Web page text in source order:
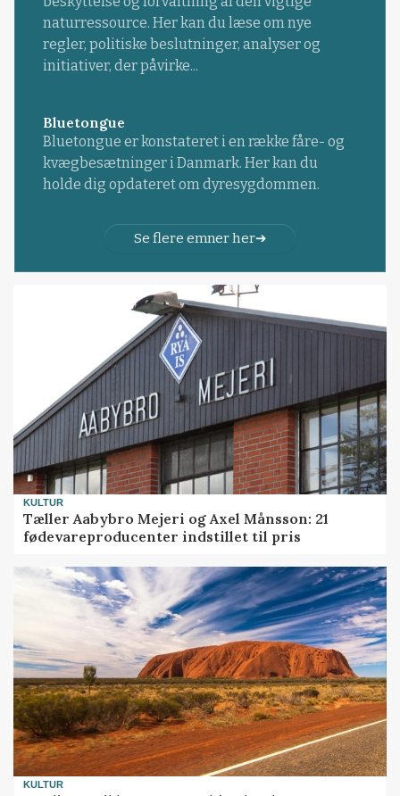
naturressource. Her kan du læse om nye
regler, politiske beslutninger, analyser og
initiativer, der påvirke...
Bluetongue
Bluetongue er konstateret i en række fåre- og
kvægbesætninger i Danmark. Her kan du
holde dig opdateret om dyresygdommen.
Se flere emner her
KULTUR
Tæller Aabybro Mejeri og Axel Månsson: 21
fødevareproducenter indstillet til pris
KULTUR